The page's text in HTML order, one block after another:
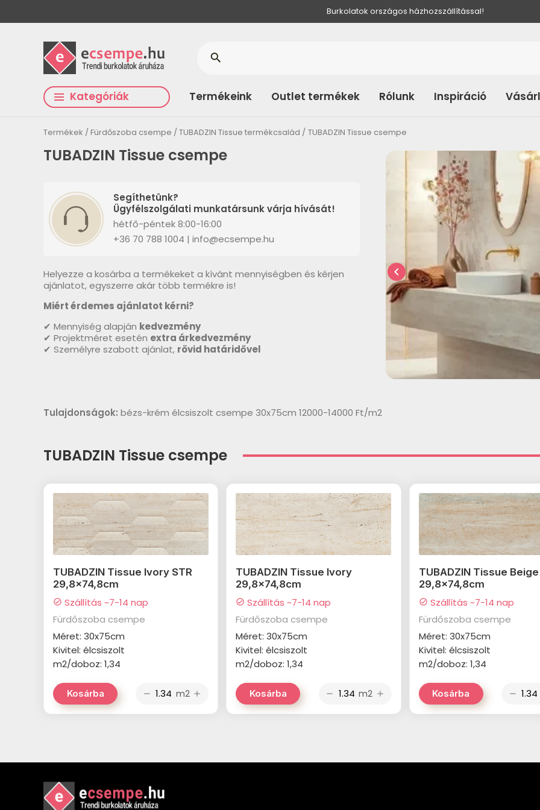
Burkolatok országos házhozszállítással!
Kategóriák Termékeink Outlet termékek Rólunk Inspiráció
search
Termékek Fürdőszoba csempe TUBADZIN Tissue termékcsalád TUBADZIN Tissue csempe
TUBADZIN Tissue csempe
Segíthetünk?
Ügyfélszolgálati munkatársunk várja hívását!
hétfő-péntek 8:00-16:00
+36 70 788 1004 | info@ecsempe.hu
Helyezze a kosárba a termékeket a kívánt mennyiségben és kérjen
ajánlatot, egyszerre akár több termékre is!
Miért érdemes ajánlatot kérni?
✔ Mennyiség alapján kedvezmény
✔ Projektméret esetén extra árkedvezmény
✔ Személyre szabott ajánlat, rövid határidővel
chevron_left
Tulajdonságok: bézs-krém élcsiszolt csempe 30x75cm 12000-14000 Ft/m2
TUBADZIN Tissue csempe
TUBADZIN Tissue Ivory STR
29,8x74,8cm
check_circle Szállítás ~7-14 nap
Fürdőszoba csempe
Méret: 30x75cm
Kivitel: élcsiszolt
m2/doboz: 1,34
Kosárba remove m2 add
TUBADZIN Tissue Ivory
29,8x74,8cm
check_circle Szállítás ~7-14 nap
Fürdőszoba csempe
Méret: 30x75cm
Kivitel: élcsiszolt
m2/doboz: 1,34
Kosárba remove m2 add
TUBADZIN Tissue Beige
29,8x74,8cm
check_circle Szállítás ~7-14 nap
Fürdőszoba csempe
Méret: 30x75cm
Kivitel: élcsiszolt
m2/doboz: 1,34
Kosárba remove